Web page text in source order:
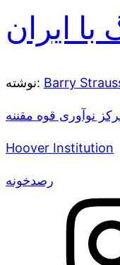
ایران
نوشته: Barry
نوآوری قوه مقننه
Hoover Institution
رصدخونه